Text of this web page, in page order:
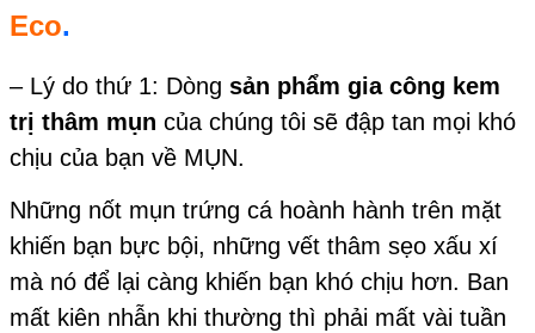
Eco.
– Lý do thứ 1: Dòng sản phẩm gia công kem
trị thâm mụn của chúng tôi sẽ đập tan mọi khó
chịu của bạn về MỤN.
Những nốt mụn trứng cá hoành hành trên mặt
khiến bạn bực bội, những vết thâm sẹo xấu xí
mà nó để lại càng khiến bạn khó chịu hơn. Ban
mất kiên nhẫn khi thường thì phải mất vài tuần